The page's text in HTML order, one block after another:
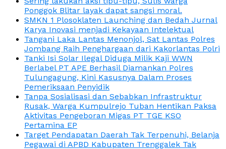
Ponggok Blitar layak dapat sangsi moral.
SMKN 1 Plosoklaten Launching dan Bedah Jurnal
Karya Inovasi menjadi Kekayaan Intelektual
Tangani Laka Lantas Menonjol, Sat Lantas Polres
Jombang Raih Penghargaan dari Kakorlantas Polri
Tanki Isi Solar Ilegal Diduga Milik Kaji WWN
Berlabel PT APE Berhasil Diamankan Polres
Tulungagung, Kini Kasusnya Dalam Proses
Pemeriksaan Penyidik
Tanpa Sosialisasi dan Sebabkan Infrastruktur
Rusak, Warga Kumpulrejo Tuban Hentikan Paksa
Aktivitas Pengeboran Migas PT TGE KSO
Pertamina EP
Target Pendapatan Daerah Tak Terpenuhi, Belanja
Pegawai di APBD Kabupaten Trenggalek Tak